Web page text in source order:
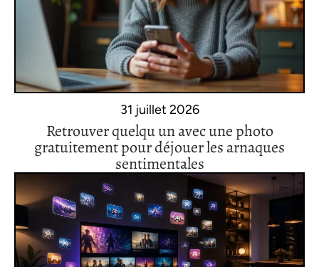
31 juillet 2026
Retrouver quelqu un avec une photo
gratuitement pour déjouer les arnaques
sentimentales